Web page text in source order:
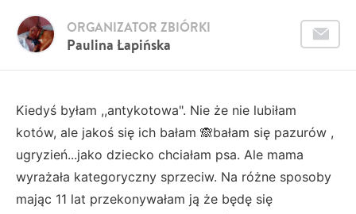
Paulina Łapińska
ORGANIZATOR ZBIÓRKI
Kiedyś byłam ,,antykotowa". Nie że nie lubiłam
kotów, ale jakoś się ich bałam 🙈bałam się pazurów ,
ugryzień...jako dziecko chciałam psa. Ale mama
wyrażała kategoryczny sprzeciw. Na różne sposoby
mając 11 lat przekonywałam ją że będę się